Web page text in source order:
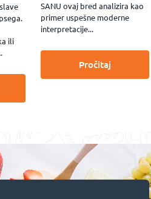
ili
SANU ovaj bred analizira kao
primer uspešne moderne
interpretacije...
Pročitaj